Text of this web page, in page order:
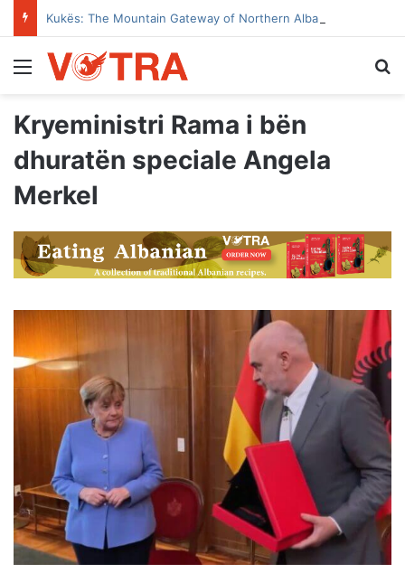
Kukës: The Mountain Gateway of Northern Albania
Menu
Kryeministri Rama i bën
dhuratën speciale Angela
Merkel